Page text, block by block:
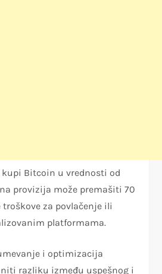
kupi Bitcoin u vrednosti od
provizija može premašiti 70
za povlačenje ili
platformama.
i optimizacija
razliku između uspešnog i